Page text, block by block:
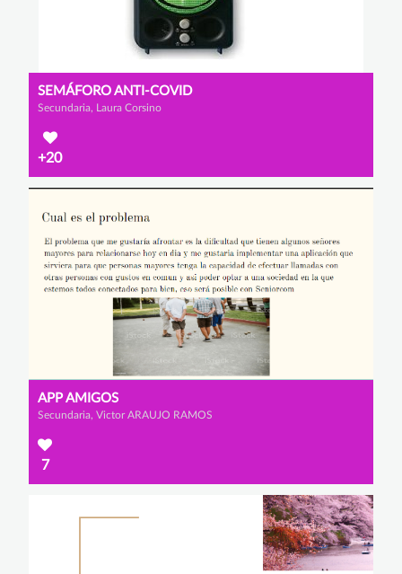
SEMÁFORO ANTI-COVID
Secundaria, Laura Corsino
+20
APP AMIGOS
Secundaria, Victor ARAUJO RAMOS
7